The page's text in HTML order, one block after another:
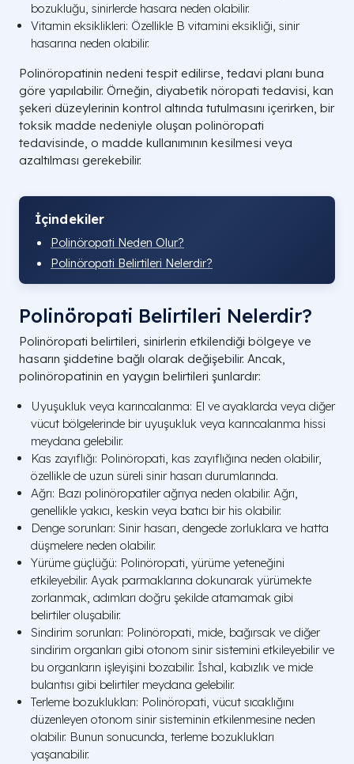
bozukluğu, sinirlerde hasara neden olabilir.
Vitamin eksiklikleri: Özellikle B vitamini eksikliği, sinir
hasarına neden olabilir.
Polinöropatinin nedeni tespit edilirse, tedavi planı buna
göre yapılabilir. Örneğin, diyabetik nöropati tedavisi, kan
şekeri düzeylerinin kontrol altında tutulmasını içerirken, bir
toksik madde nedeniyle oluşan polinöropati
tedavisinde, o madde kullanımının kesilmesi veya
azaltılması gerekebilir.
İçindekiler
Polinöropati Neden Olur?
Polinöropati Belirtileri Nelerdir?
Polinöropati Belirtileri Nelerdir?
Polinöropati belirtileri, sinirlerin etkilendiği bölgeye ve
hasarın şiddetine bağlı olarak değişebilir. Ancak,
polinöropatinin en yaygın belirtileri şunlardır:
Uyuşukluk veya karıncalanma: El ve ayaklarda veya diğer
vücut bölgelerinde bir uyuşukluk veya karıncalanma hissi
meydana gelebilir.
Kas zayıflığı: Polinöropati, kas zayıflığına neden olabilir,
özellikle de uzun süreli sinir hasarı durumlarında.
Ağrı: Bazı polinöropatiler ağrıya neden olabilir. Ağrı,
genellikle yakıcı, keskin veya batıcı bir his olabilir.
Denge sorunları: Sinir hasarı, dengede zorluklara ve hatta
düşmelere neden olabilir.
Yürüme güçlüğü: Polinöropati, yürüme yeteneğini
etkileyebilir. Ayak parmaklarına dokunarak yürümekte
zorlanmak, adımları doğru şekilde atamamak gibi
belirtiler oluşabilir.
Sindirim sorunları: Polinöropati, mide, bağırsak ve diğer
sindirim organları gibi otonom sinir sistemini etkileyebilir ve
bu organların işleyişini bozabilir. İshal, kabızlık ve mide
bulantısı gibi belirtiler meydana gelebilir.
Terleme bozuklukları: Polinöropati, vücut sıcaklığını
düzenleyen otonom sinir sisteminin etkilenmesine neden
olabilir. Bunun sonucunda, terleme bozuklukları
yaşanabilir.